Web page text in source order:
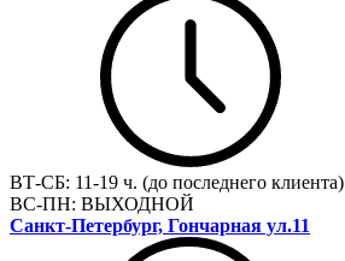
ВТ-СБ: 11-19 ч. (до последнего клиента)
ВС-ПН: ВЫХОДНОЙ
Санкт-Петербург, Гончарная ул.11